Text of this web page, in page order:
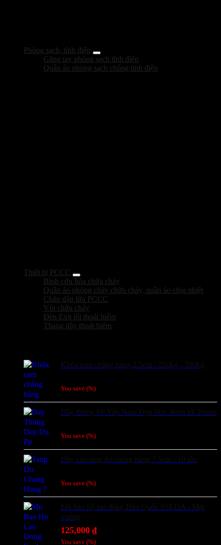
Phòng sạch, tĩnh điện
Găng tay phòng sạch tĩnh điện
Quần áo phòng sạch chống tĩnh điện
Thiết bị PCCC
Bình cứu hỏa chữa cháy
Quần áo phòng cháy chữa cháy, quần áo chịu nhiệt
Chăn dập lửa PCCC
Vòi chữa cháy
Đèn Exit lối thoát hiểm
Thang dây thoát hiểm
You save (%)
You save (%)
You save (%)
125,000 ₫
You save (%)